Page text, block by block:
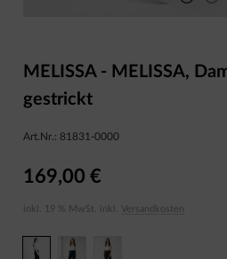
MELISSA - MELISSA,
gestrickt
Art.Nr.: 81831-0000
169,00 €
inkl. 19 % MwSt. inkl. Versandkosten